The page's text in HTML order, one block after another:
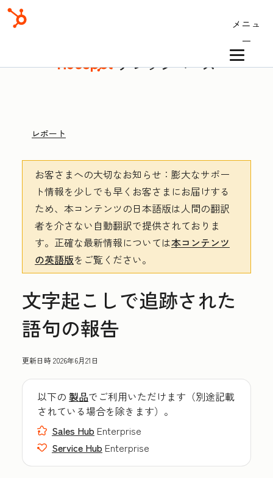
メニュ
ー
ナレッジベース
レポート
お客さまへの大切なお知らせ ：膨大なサポー
ト情報を少しでも早くお客さまにお届けする
ため、本コンテンツの日本語版は人間の翻訳
者を介さない自動翻訳で提供されておりま
す。 正確な最新情報については本コンテンツ
の英語版をご覧ください。
文字起こしで追跡された
語句の報告
更新日時2026年6月21日
以下の 製品でご利用いただけます（別途記載
されている場合を除きます）。
Sales Hub Enterprise
Service Hub Enterprise